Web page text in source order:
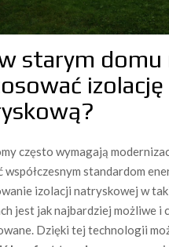
starym domu
izolację
często wymagają
współczesnym standardom
izolacji natryskowej w
jest jak najbardziej możliwe i
Dzięki tej technologii